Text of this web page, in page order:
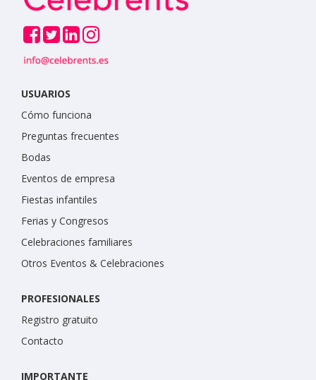
USUARIOS
Cómo funciona
Preguntas frecuentes
Bodas
Eventos de empresa
Fiestas infantiles
Ferias y Congresos
Celebraciones familiares
Otros Eventos & Celebraciones
PROFESIONALES
Registro gratuito
Contacto
IMPORTANTE